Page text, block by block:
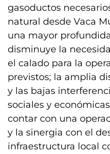
gasoductos
natural desde Vaca
una mayor
disminuye la
el calado para la
previstos; la amplia
y las bajas
sociales y
contar con una
y la sinergia con el
infraestructura local